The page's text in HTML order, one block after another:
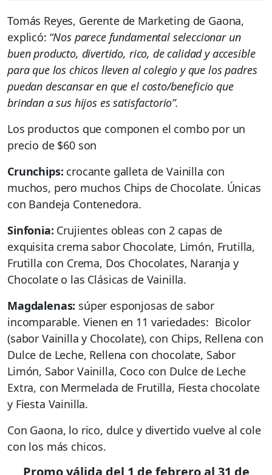
Tomás Reyes, Gerente de Marketing de Gaona,
explicó: “Nos parece fundamental seleccionar un
buen producto, divertido, rico, de calidad y accesible
para que los chicos lleven al colegio y que los padres
puedan descansar en que el costo/beneficio que
brindan a sus hijos es satisfactorio”.
Los productos que componen el combo por un
precio de $60 son
Crunchips: crocante galleta de Vainilla con
muchos, pero muchos Chips de Chocolate. Únicas
con Bandeja Contenedora.
Sinfonia: Crujientes obleas con 2 capas de
exquisita crema sabor Chocolate, Limón, Frutilla,
Frutilla con Crema, Dos Chocolates, Naranja y
Chocolate o las Clásicas de Vainilla.
Magdalenas: súper esponjosas de sabor
incomparable. Vienen en 11 variedades: Bicolor
(sabor Vainilla y Chocolate), con Chips, Rellena con
Dulce de Leche, Rellena con chocolate, Sabor
Limón, Sabor Vainilla, Coco con Dulce de Leche
Extra, con Mermelada de Frutilla, Fiesta chocolate
y Fiesta Vainilla.
Con Gaona, lo rico, dulce y divertido vuelve al cole
con los más chicos.
Promo válida del 1 de febrero al 31 de